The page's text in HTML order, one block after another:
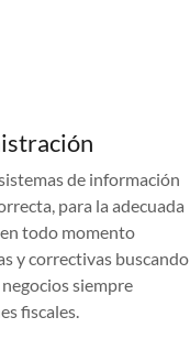
de información
para la adecuada
todo momento
y correctivas buscando
siempre
fiscales.